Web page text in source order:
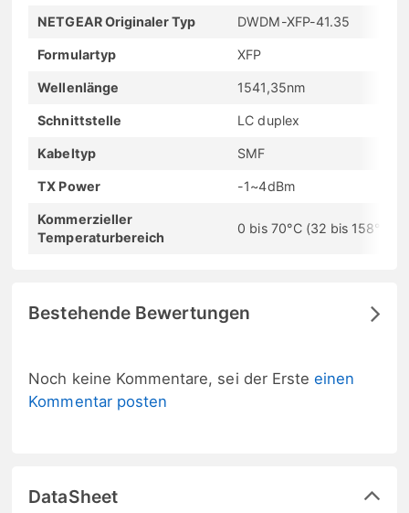
NETGEAR Originaler Typ DWDM-XFP-41.35
Formulartyp XFP
Wellenlänge 1541,35nm
Schnittstelle LC duplex
Kabeltyp SMF
TX Power -1~4dBm
Kommerzieller
Temperaturbereich
0 bis 70°C (32 bis 158°F)
Bestehende Bewertungen
Noch keine Kommentare, sei der Ersteeinen
Kommentar posten
DataSheet